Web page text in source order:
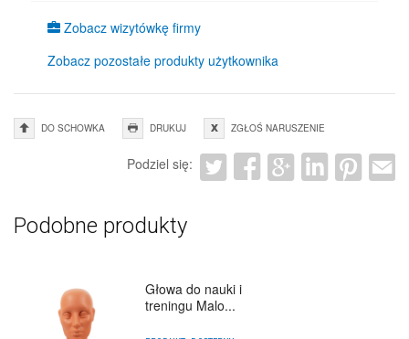
Zobacz wizytówkę firmy
Zobacz pozostałe produkty użytkownika
DO SCHOWKA DRUKUJ ZGŁOŚ NARUSZENIE
Podziel się:
Podobne produkty
Głowa do nauki i
treningu Malo...